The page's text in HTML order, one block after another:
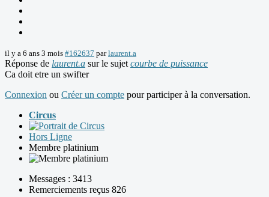
il y a 6 ans 3 mois #162637 parlaurent.a
Réponse de laurent.a sur le sujet courbe de puissance
Ca doit etre un swifter
Connexion ou Créer un compte pour participer à la conversation.
Circus
Hors Ligne
Membre platinium
Messages : 3413
Remerciements reçus 826